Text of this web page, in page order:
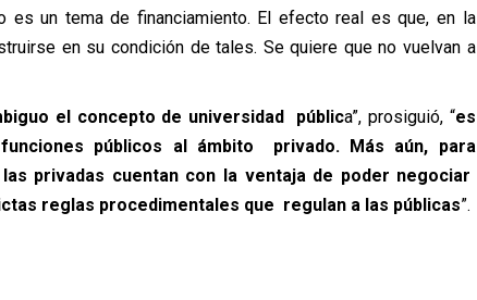
es un tema de financiamiento. El efecto real es que, en la
en su condición de tales. Se quiere que no vuelvan a
el concepto de universidad pública”, prosiguió, “es
públicos al ámbito privado. Más aún, para
privadas cuentan con la ventaja de poder negociar
reglas procedimentales que regulan a las públicas”.